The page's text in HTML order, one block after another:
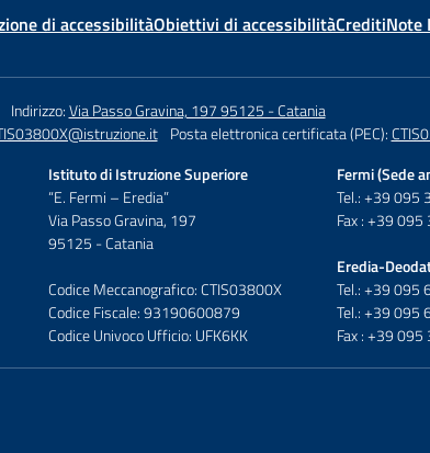
di accessibilitàObiettivi di accessibilitàCreditiNote
Indirizzo:Via Passo Gravina, 197 95125 - Catania
Posta elettronica certificata (PEC):
Istituto di Istruzione Superiore
“E. Fermi – Eredia”
Via Passo Gravina, 197
95125 - Catania
Codice Meccanografico: CTIS03800X
Codice Fiscale: 93190600879
Codice Univoco Ufficio: UFK6KK
Fermi (Sede
Tel.: +39 095
Fax : +39
Eredia-
Tel.: +39 095
Tel.: +39 095
Fax : +39